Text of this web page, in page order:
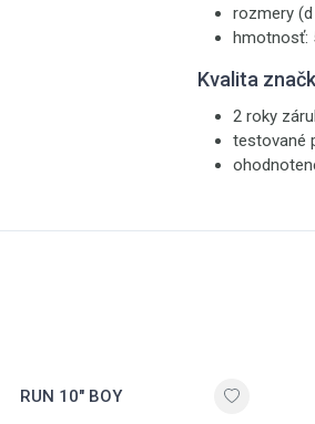
rozmery
hmotnosť:
Kvalita
2 roky
testované
RUN 10" BOY